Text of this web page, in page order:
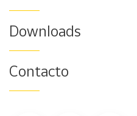
Downloads
Contacto